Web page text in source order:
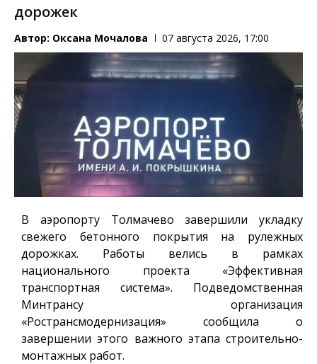
дорожек
Автор: Оксана Мочалова 07 августа 2026, 17:00
В аэропорту Толмачево завершили укладку
свежего бетонного покрытия на рулежных
дорожках. Работы велись в рамках
национального проекта «Эффективная
транспортная система». Подведомственная
Минтрансу организация
«Ространсмодернизация» сообщила о
завершении этого важного этапа строительно-
монтажных работ.